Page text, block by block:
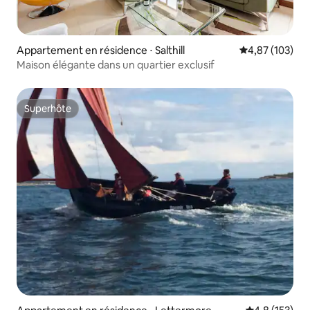
Appartement en résidence ⋅ Salthill Évaluation
4,87 (103)
Maison élégante dans un quartier exclusif
Superhôte
Superhôte